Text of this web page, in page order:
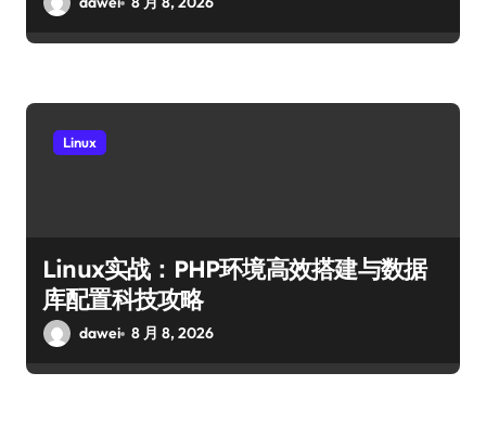
Linux
Linux实战：PHP环境高效搭建与数据
库配置科技攻略
dawei 8 月 8, 2026